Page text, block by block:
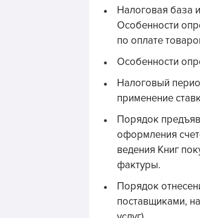
Налоговая база
Особенности
по оплате
Особенности
Налоговый
применение
Порядок
оформления
ведения Книг
фактуры.
Порядок
поставщиками,